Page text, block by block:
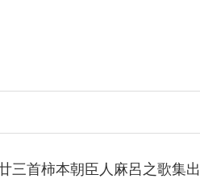
三首柿本朝臣人麻呂之歌集出